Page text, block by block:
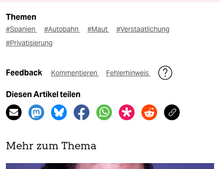
Themen
#Spanien #Autobahn #Maut
#Verstaatlichung
#Privatisierung
Feedback Kommentieren Fehlerhinweis
Diesen Artikel teilen
Mehr zum Thema